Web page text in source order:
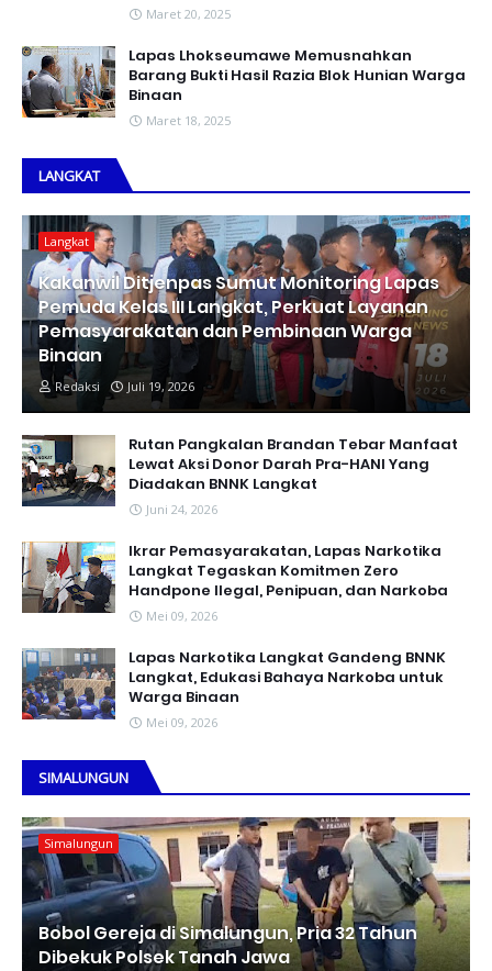
Maret 20, 2025
Lapas Lhokseumawe Memusnahkan
Barang Bukti Hasil Razia Blok Hunian Warga
Binaan
Maret 18, 2025
LANGKAT
Langkat
Kakanwil Ditjenpas Sumut Monitoring Lapas
Pemuda Kelas III Langkat, Perkuat Layanan
Pemasyarakatan dan Pembinaan Warga
Binaan
Redaksi Juli 19, 2026
Rutan Pangkalan Brandan Tebar Manfaat
Lewat Aksi Donor Darah Pra-HANI Yang
Diadakan BNNK Langkat
Juni 24, 2026
Ikrar Pemasyarakatan, Lapas Narkotika
Langkat Tegaskan Komitmen Zero
Handpone llegal, Penipuan, dan Narkoba
Mei 09, 2026
Lapas Narkotika Langkat Gandeng BNNK
Langkat, Edukasi Bahaya Narkoba untuk
Warga Binaan
Mei 09, 2026
SIMALUNGUN
Simalungun
Bobol Gereja di Simalungun, Pria 32 Tahun
Dibekuk Polsek Tanah Jawa